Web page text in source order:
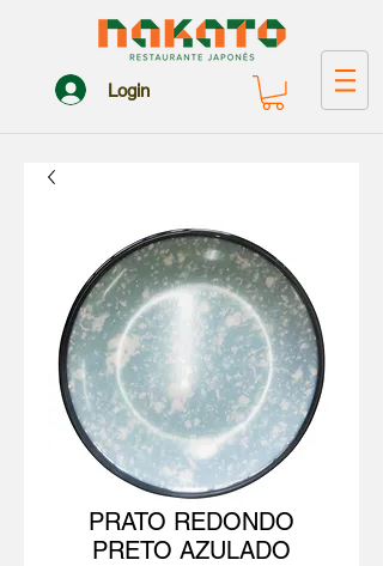
Login
PRATO REDONDO
PRETO AZULADO